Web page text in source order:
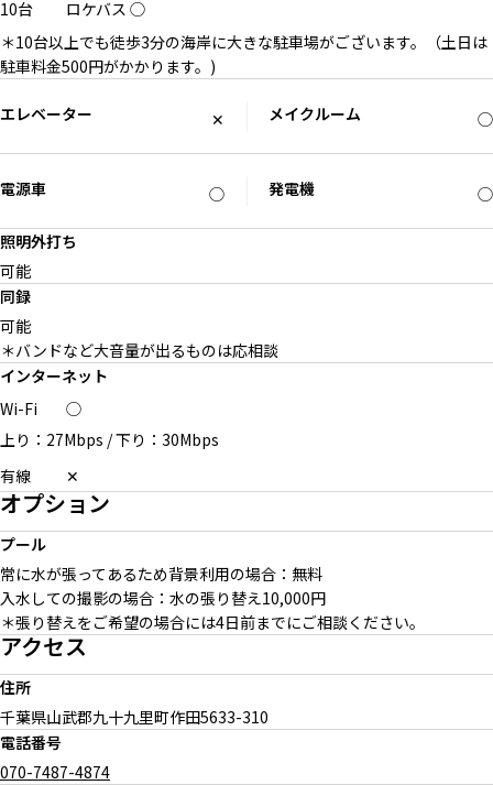
10台 ロケバス ◯
＊10台以上でも徒歩3分の海岸に大きな駐車場がございます。（土日は
駐車料金500円がかかります。)
エレベーター ✕ メイクルーム ◯
電源車 ◯ 発電機 ◯
照明外打ち
可能
同録
可能
＊バンドなど大音量が出るものは応相談
インターネット
Wi-Fi
◯
上り：27Mbps /下り：30Mbps
有線
✕
オプション
プール
常に水が張ってあるため背景利用の場合：無料
入水しての撮影の場合：水の張り替え10,000円
＊張り替えをご希望の場合には4日前までにご相談ください。
アクセス
住所
千葉県山武郡九十九里町作田5633-310
電話番号
070-7487-4874